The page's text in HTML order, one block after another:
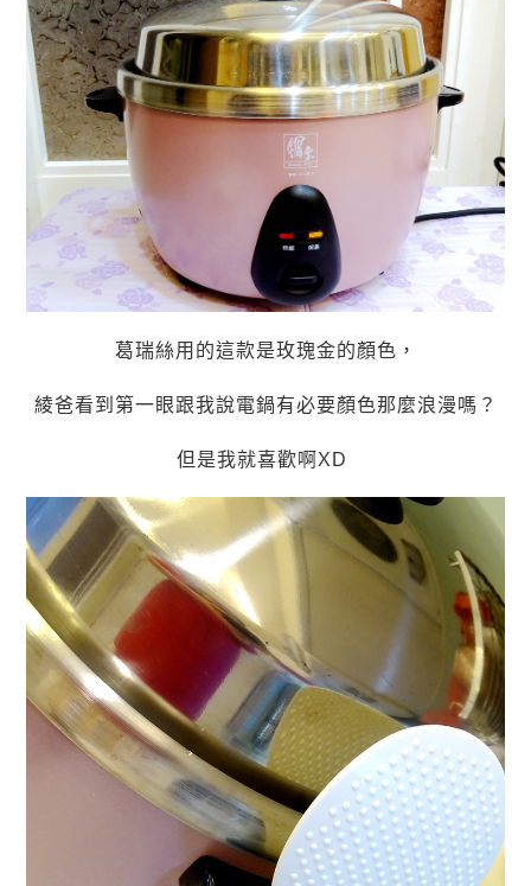
葛瑞絲用的這款是玫瑰金的顏色，
綾爸看到第一眼跟我說電鍋有必要顏色那麼浪漫嗎？
但是我就喜歡啊XD